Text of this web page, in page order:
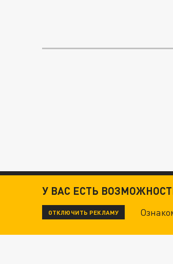
У ВАС ЕСТЬ
ОТКЛЮЧИТЬ РЕКЛАМУ